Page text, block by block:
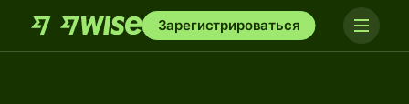
Зарегистрироваться